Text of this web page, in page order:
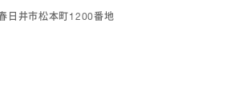
日井市松本町1200番地